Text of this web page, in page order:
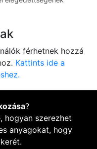
férhetnek hozzá
Kattints ide a
?
hogyan szerezhet
anyagokat, hogy